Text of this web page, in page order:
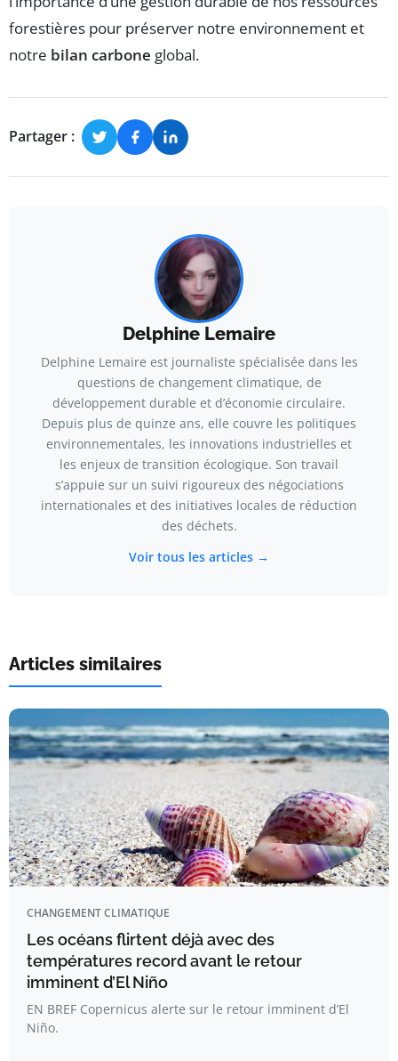
forestières pour préserver notre environnement et
notre bilan carbone global.
Partager :
Delphine Lemaire
Delphine Lemaire est journaliste spécialisée dans les
questions de changement climatique, de
développement durable et d’économie circulaire.
Depuis plus de quinze ans, elle couvre les politiques
environnementales, les innovations industrielles et
les enjeux de transition écologique. Son travail
s’appuie sur un suivi rigoureux des négociations
internationales et des initiatives locales de réduction
des déchets.
Voir tous les articles →
Articles similaires
CHANGEMENT CLIMATIQUE
Les océans flirtent déjà avec des
températures record avant le retour
imminent d’El Niño
EN BREF Copernicus alerte sur le retour imminent d’El
Niño.